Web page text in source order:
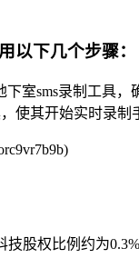
以下几个步骤：
室sms录制工具
使其开始实时录
技股权比例约为0.3%